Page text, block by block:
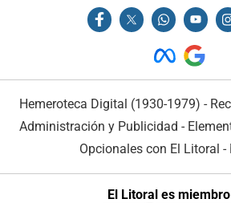
Hemeroteca Digital (1930-1979) -
Administración y Publicidad -
Opcionales con El Litoral -
El Litoral es